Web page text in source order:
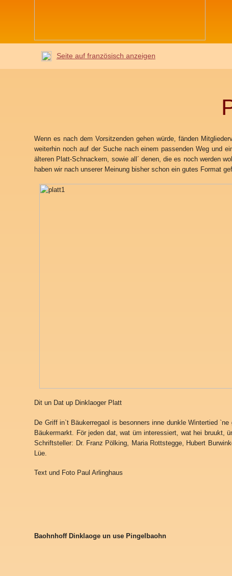
Seite auf französisch anzeigen
Wenn es nach dem Vorsitzenden gehen würde, fänden
weiterhin noch auf der Suche nach einem passenden Weg und
älteren Platt-Schnackern, sowie all´ denen, die es noch werden
haben wir nach unserer Meinung bisher schon ein
Dit un Dat up Dinklaoger Platt
De Griff in`t Bäukerregaol is besonners inne dunkle Wintertied
Bäukermarkt. För jeden dat, wat üm interessiert, wat hei bruukt,
Schriftsteller: Dr. Franz Pölking, Maria Rottstegge, Hubert
Text und Foto Paul Arlinghaus
Baohnhoff Dinklaoge un use Pingelbaohn